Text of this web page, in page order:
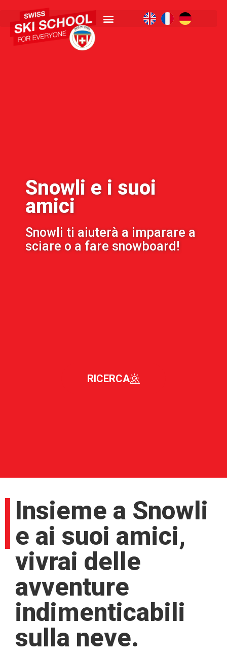
Snowli e i suoi
amici
Snowli ti aiuterà a imparare a
sciare o a fare snowboard!
RICERCA
Insieme a Snowli
e ai suoi amici,
vivrai delle
avventure
indimenticabili
sulla neve.